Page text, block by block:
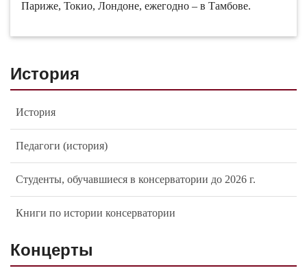
История
Концерты
30